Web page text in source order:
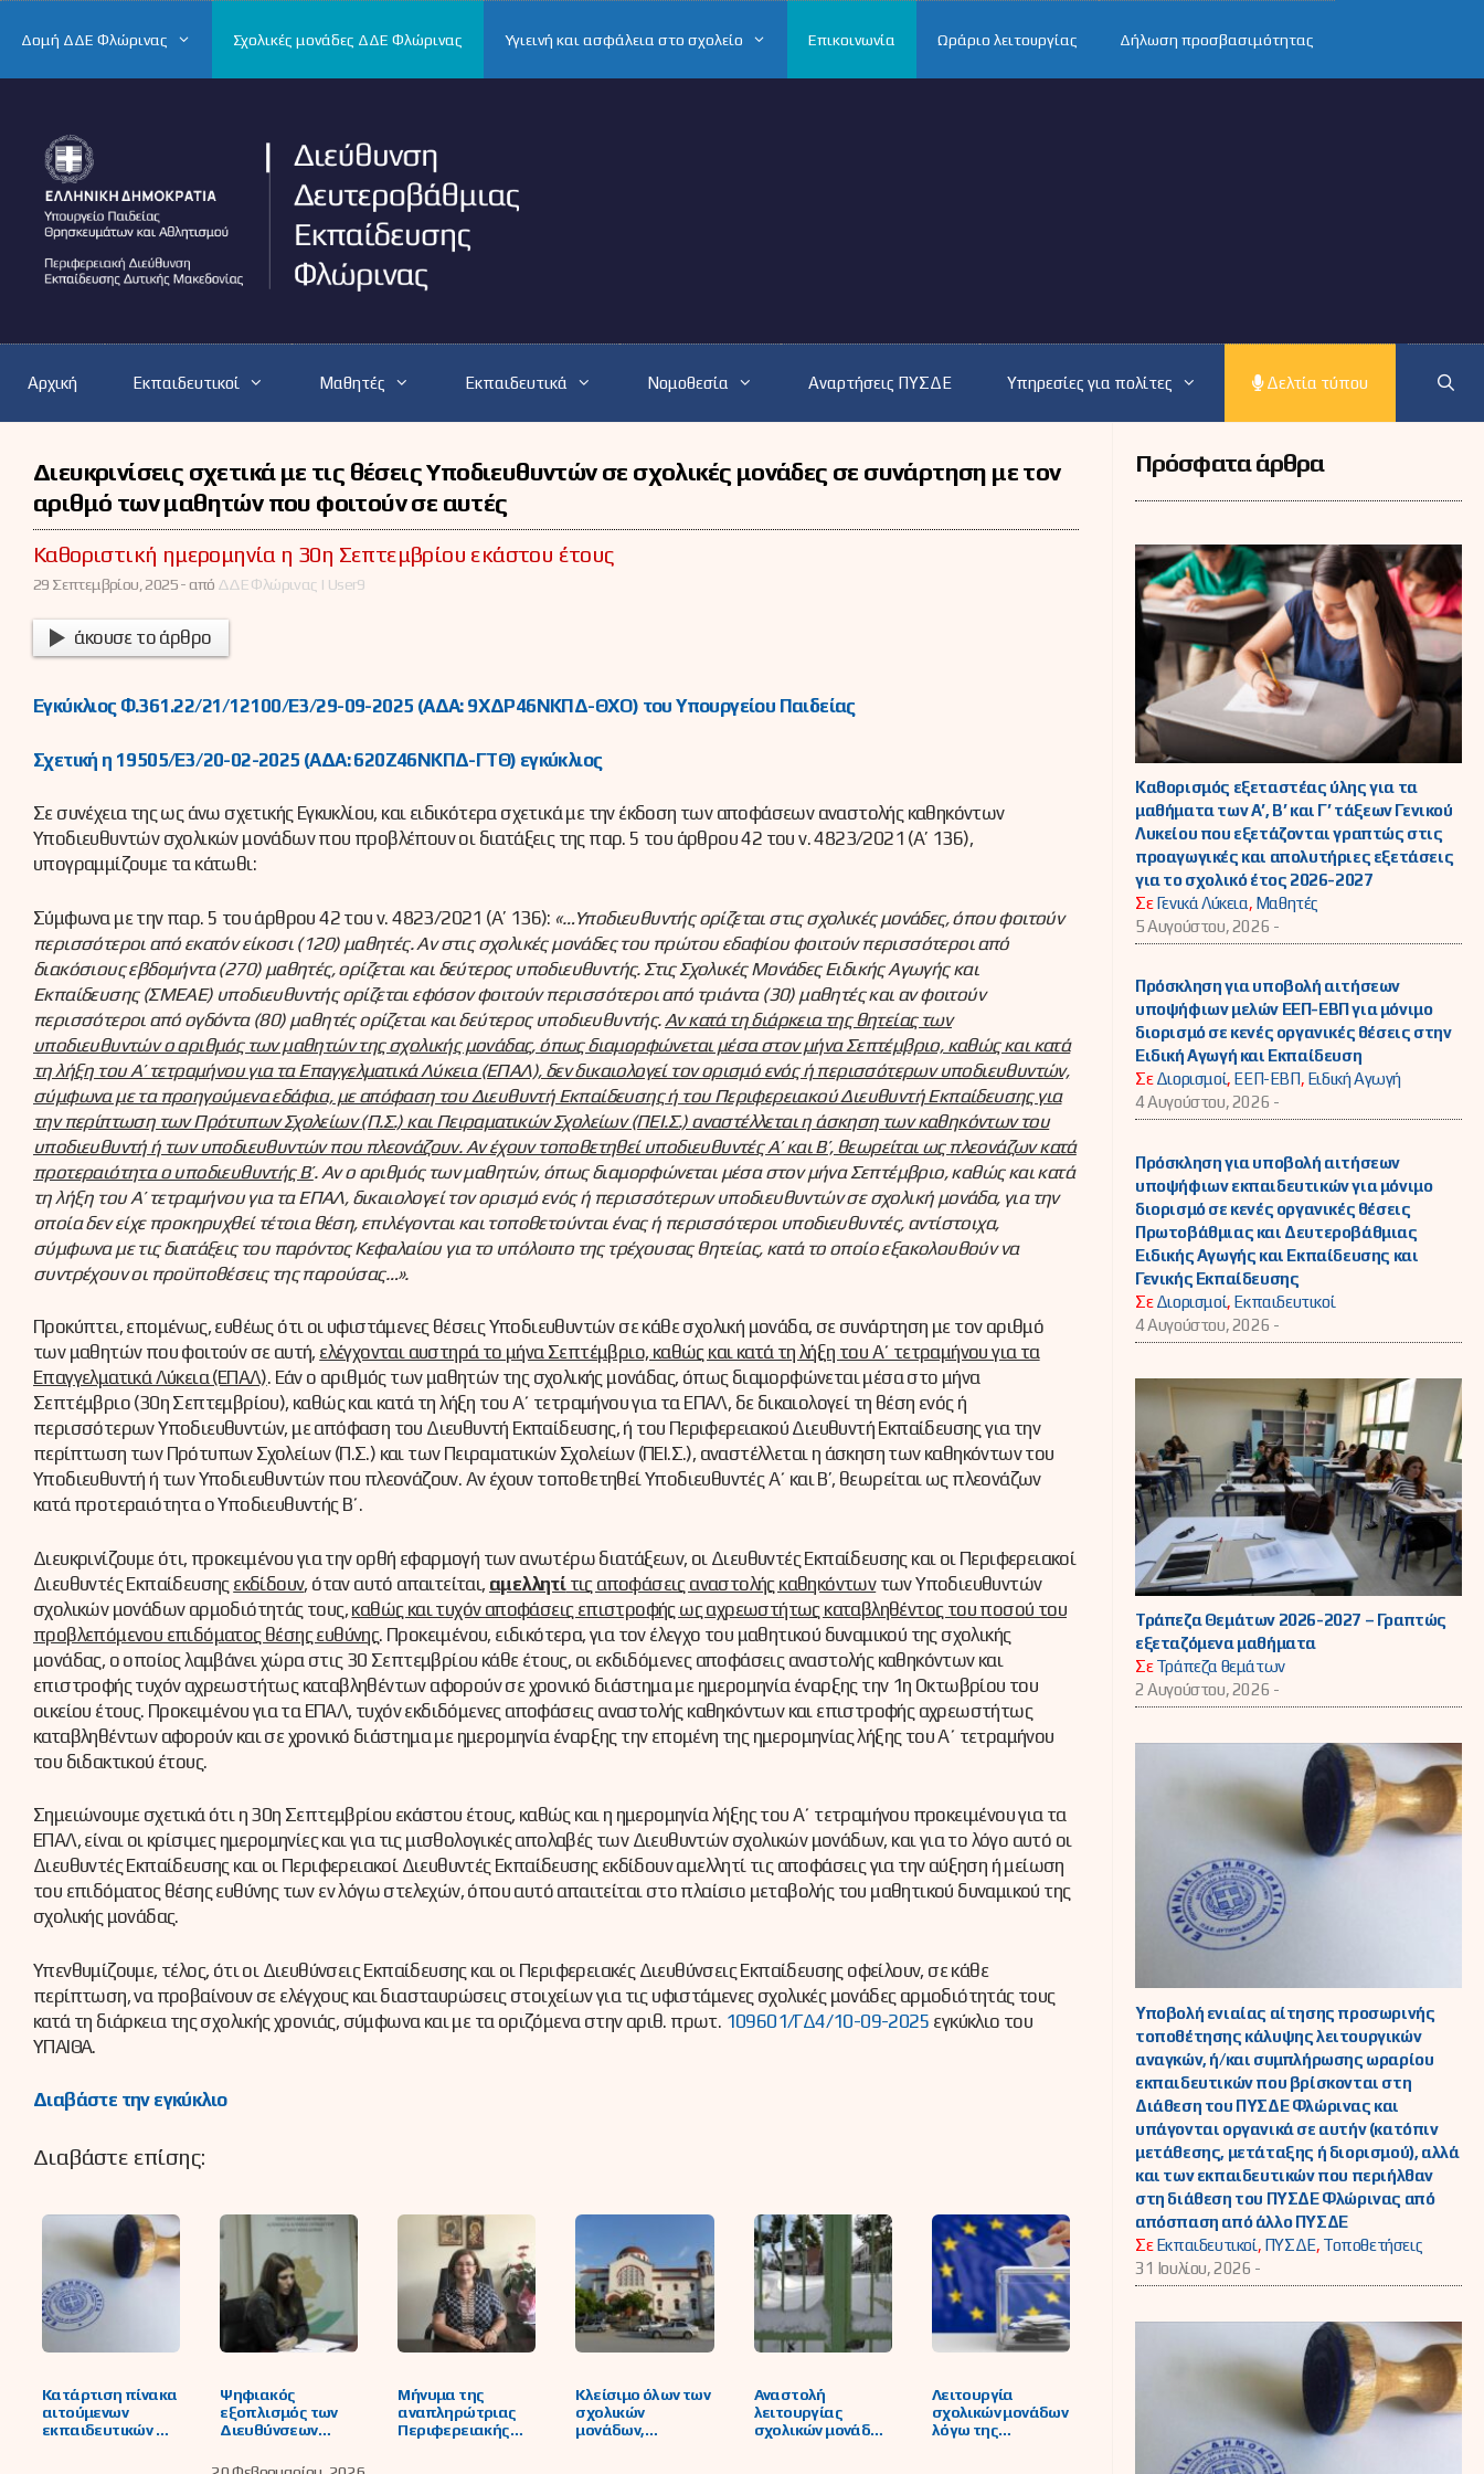
Δομή ΔΔΕ Φλώρινας Σχολικές μονάδες ΔΔΕ Φλώρινας Υγιεινή και ασφάλεια στο σχολείο Επικοινωνία Ωράριο λειτουργίας Δήλωση προσβασιμότητας
Αρχική Εκπαιδευτικοί Μαθητές Εκπαιδευτικά Νομοθεσία Αναρτήσεις ΠΥΣΔΕ Υπηρεσίες για πολίτες Δελτία τύπου
Διευκρινίσεις σχετικά με τις θέσεις Υποδιευθυντών σε σχολικές μονάδες σε συνάρτηση με τον
αριθμό των μαθητών που φοιτούν σε αυτές
Καθοριστική ημερομηνία η 30η Σεπτεμβρίου εκάστου έτους
29 Σεπτεμβρίου, 2025 -από ΔΔΕ Φλώρινας | User9
άκουσε το άρθρο
Εγκύκλιος Φ.361.22/21/12100/Ε3/29-09-2025 (ΑΔΑ: 9ΧΔΡ46ΝΚΠΔ-ΘΧΟ) του Υπουργείου Παιδείας
Σχετική η 19505/Ε3/20-02-2025 (ΑΔΑ: 620Ζ46ΝΚΠΔ-ΓΤΘ) εγκύκλιος
Σε συνέχεια της ως άνω σχετικής Εγκυκλίου, και ειδικότερα σχετικά με την έκδοση των αποφάσεων αναστολής καθηκόντων
Υποδιευθυντών σχολικών μονάδων που προβλέπουν οι διατάξεις της παρ. 5 του άρθρου 42 του ν. 4823/2021 (A’ 136),
υπογραμμίζουμε τα κάτωθι:
Σύμφωνα με την παρ. 5 του άρθρου 42 του ν. 4823/2021 (A’ 136): «…Υποδιευθυντής ορίζεται στις σχολικές μονάδες, όπου φοιτούν
περισσότεροι από εκατόν είκοσι (120) μαθητές. Αν στις σχολικές μονάδες του πρώτου εδαφίου φοιτούν περισσότεροι από
διακόσιους εβδομήντα (270) μαθητές, ορίζεται και δεύτερος υποδιευθυντής. Στις Σχολικές Μονάδες Ειδικής Αγωγής και
Εκπαίδευσης (ΣΜΕΑΕ) υποδιευθυντής ορίζεται εφόσον φοιτούν περισσότεροι από τριάντα (30) μαθητές και αν φοιτούν
περισσότεροι από ογδόντα (80) μαθητές ορίζεται και δεύτερος υποδιευθυντής. Αν κατά τη διάρκεια της θητείας των
υποδιευθυντών ο αριθμός των μαθητών της σχολικής μονάδας, όπως διαμορφώνεται μέσα στον μήνα Σεπτέμβριο, καθώς και κατά
τη λήξη του Α’ τετραμήνου για τα Επαγγελματικά Λύκεια (ΕΠΑΛ), δεν δικαιολογεί τον ορισμό ενός ή περισσότερων υποδιευθυντών,
σύμφωνα με τα προηγούμενα εδάφια, με απόφαση του Διευθυντή Εκπαίδευσης ή του Περιφερειακού Διευθυντή Εκπαίδευσης για
την περίπτωση των Πρότυπων Σχολείων (Π.Σ.) και Πειραματικών Σχολείων (ΠΕΙ.Σ.) αναστέλλεται η άσκηση των καθηκόντων του
υποδιευθυντή ή των υποδιευθυντών που πλεονάζουν. Αν έχουν τοποθετηθεί υποδιευθυντές Α’ και Β’, θεωρείται ως πλεονάζων κατά
προτεραιότητα ο υποδιευθυντής Β’. Αν ο αριθμός των μαθητών, όπως διαμορφώνεται μέσα στον μήνα Σεπτέμβριο, καθώς και κατά
τη λήξη του Α’ τετραμήνου για τα ΕΠΑΛ, δικαιολογεί τον ορισμό ενός ή περισσότερων υποδιευθυντών σε σχολική μονάδα, για την
οποία δεν είχε προκηρυχθεί τέτοια θέση, επιλέγονται και τοποθετούνται ένας ή περισσότεροι υποδιευθυντές, αντίστοιχα,
σύμφωνα με τις διατάξεις του παρόντος Κεφαλαίου για το υπόλοιπο της τρέχουσας θητείας, κατά το οποίο εξακολουθούν να
συντρέχουν οι προϋποθέσεις της παρούσας…».
Προκύπτει, επομένως, ευθέως ότι οι υφιστάμενες θέσεις Υποδιευθυντών σε κάθε σχολική μονάδα, σε συνάρτηση με τον αριθμό
των μαθητών που φοιτούν σε αυτή, ελέγχονται αυστηρά το μήνα Σεπτέμβριο, καθώς και κατά τη λήξη του Α΄ τετραμήνου για τα
Επαγγελματικά Λύκεια (ΕΠΑΛ). Εάν ο αριθμός των μαθητών της σχολικής μονάδας, όπως διαμορφώνεται μέσα στο μήνα
Σεπτέμβριο (30η Σεπτεμβρίου), καθώς και κατά τη λήξη του Α΄ τετραμήνου για τα ΕΠΑΛ, δε δικαιολογεί τη θέση ενός ή
περισσότερων Υποδιευθυντών, με απόφαση του Διευθυντή Εκπαίδευσης, ή του Περιφερειακού Διευθυντή Εκπαίδευσης για την
περίπτωση των Πρότυπων Σχολείων (Π.Σ.) και των Πειραματικών Σχολείων (ΠΕΙ.Σ.), αναστέλλεται η άσκηση των καθηκόντων του
Υποδιευθυντή ή των Υποδιευθυντών που πλεονάζουν. Αν έχουν τοποθετηθεί Υποδιευθυντές Α΄ και Β’, θεωρείται ως πλεονάζων
κατά προτεραιότητα ο Υποδιευθυντής Β΄.
Διευκρινίζουμε ότι, προκειμένου για την ορθή εφαρμογή των ανωτέρω διατάξεων, οι Διευθυντές Εκπαίδευσης και οι Περιφερειακοί
Διευθυντές Εκπαίδευσης εκδίδουν, όταν αυτό απαιτείται, αμελλητίτις αποφάσεις αναστολής καθηκόντωντων Υποδιευθυντών
σχολικών μονάδων αρμοδιότητάς τους, καθώς και τυχόν αποφάσεις επιστροφής ως αχρεωστήτως καταβληθέντος του ποσού του
προβλεπόμενου επιδόματος θέσης ευθύνης. Προκειμένου, ειδικότερα, για τον έλεγχο του μαθητικού δυναμικού της σχολικής
μονάδας, ο οποίος λαμβάνει χώρα στις 30 Σεπτεμβρίου κάθε έτους, οι εκδιδόμενες αποφάσεις αναστολής καθηκόντων και
επιστροφής τυχόν αχρεωστήτως καταβληθέντων αφορούν σε χρονικό διάστημα με ημερομηνία έναρξης την 1η Οκτωβρίου του
οικείου έτους. Προκειμένου για τα ΕΠΑΛ, τυχόν εκδιδόμενες αποφάσεις αναστολής καθηκόντων και επιστροφής αχρεωστήτως
καταβληθέντων αφορούν και σε χρονικό διάστημα με ημερομηνία έναρξης την επομένη της ημερομηνίας λήξης του Α΄ τετραμήνου
του διδακτικού έτους.
Σημειώνουμε σχετικά ότι η 30η Σεπτεμβρίου εκάστου έτους, καθώς και η ημερομηνία λήξης του Α΄ τετραμήνου προκειμένου για τα
ΕΠΑΛ, είναι οι κρίσιμες ημερομηνίες και για τις μισθολογικές απολαβές των Διευθυντών σχολικών μονάδων, και για το λόγο αυτό οι
Διευθυντές Εκπαίδευσης και οι Περιφερειακοί Διευθυντές Εκπαίδευσης εκδίδουν αμελλητί τις αποφάσεις για την αύξηση ή μείωση
του επιδόματος θέσης ευθύνης των εν λόγω στελεχών, όπου αυτό απαιτείται στο πλαίσιο μεταβολής του μαθητικού δυναμικού της
σχολικής μονάδας.
Υπενθυμίζουμε, τέλος, ότι οι Διευθύνσεις Εκπαίδευσης και οι Περιφερειακές Διευθύνσεις Εκπαίδευσης οφείλουν, σε κάθε
περίπτωση, να προβαίνουν σε ελέγχους και διασταυρώσεις στοιχείων για τις υφιστάμενες σχολικές μονάδες αρμοδιότητάς τους
κατά τη διάρκεια της σχολικής χρονιάς, σύμφωνα και με τα οριζόμενα στην αριθ. πρωτ. 109601/ΓΔ4/10-09-2025 εγκύκλιο του
ΥΠΑΙΘΑ.
Διαβάστε την εγκύκλιο
Διαβάστε επίσης:
Κατάρτιση πίνακα
αιτούμενων
εκπαιδευτικών ως
Ψηφιακός
εξοπλισμός των
Διευθύνσεων
Δυτικής
Μήνυμα της
αναπληρώτριας
Περιφερειακής
Κλείσιμο όλων των
σχολικών
μονάδων,
Αναστολή
λειτουργίας
σχολικών μονάδων
Λειτουργία
σχολικών μονάδων
λόγω της
Πρόσφατα άρθρα
Καθορισμός εξεταστέας ύλης για τα
μαθήματα των Α’, Β’ και Γ’ τάξεων Γενικού
Λυκείου που εξετάζονται γραπτώς στις
προαγωγικές και απολυτήριες εξετάσεις
για το σχολικό έτος 2026-2027
ΣεΓενικά Λύκεια, Μαθητές
5 Αυγούστου, 2026 -
Πρόσκληση για υποβολή αιτήσεων
υποψήφιων μελών ΕΕΠ-ΕΒΠ για μόνιμο
διορισμό σε κενές οργανικές θέσεις στην
Ειδική Αγωγή και Εκπαίδευση
ΣεΔιορισμοί, ΕΕΠ-ΕΒΠ, Ειδική Αγωγή
4 Αυγούστου, 2026 -
Πρόσκληση για υποβολή αιτήσεων
υποψήφιων εκπαιδευτικών για μόνιμο
διορισμό σε κενές οργανικές θέσεις
Πρωτοβάθμιας και Δευτεροβάθμιας
Ειδικής Αγωγής και Εκπαίδευσης και
Γενικής Εκπαίδευσης
ΣεΔιορισμοί, Εκπαιδευτικοί
4 Αυγούστου, 2026 -
Τράπεζα Θεμάτων 2026-2027 – Γραπτώς
εξεταζόμενα μαθήματα
ΣεΤράπεζα θεμάτων
2 Αυγούστου, 2026 -
Υποβολή ενιαίας αίτησης προσωρινής
τοποθέτησης κάλυψης λειτουργικών
αναγκών, ή/και συμπλήρωσης ωραρίου
εκπαιδευτικών που βρίσκονται στη
Διάθεση του ΠΥΣΔΕ Φλώρινας και
υπάγονται οργανικά σε αυτήν (κατόπιν
μετάθεσης, μετάταξης ή διορισμού), αλλά
και των εκπαιδευτικών που περιήλθαν
στη διάθεση του ΠΥΣΔΕ Φλώρινας από
απόσπαση από άλλο ΠΥΣΔΕ
ΣεΕκπαιδευτικοί, ΠΥΣΔΕ, Τοποθετήσεις
31 Ιουλίου, 2026 -